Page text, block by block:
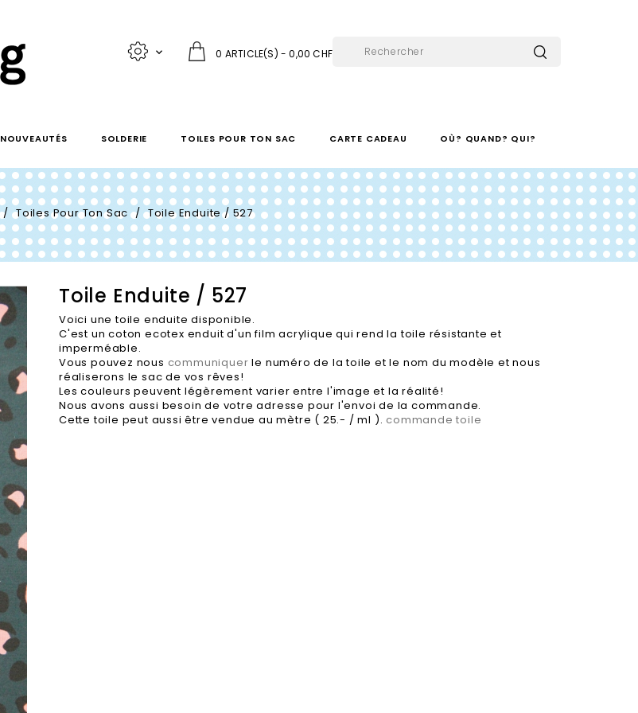
0 ARTICLE(S) - 0,00 CHF

NOUVEAUTÉS SOLDERIE TOILES POUR TON SAC CARTE CADEAU OÙ? QUAND? QUI?
Toiles Pour Ton Sac Toile Enduite / 527
Toile Enduite / 527
Voici une toile enduite disponible.
C'est un coton ecotex enduit d'un film acrylique qui rend la toile résistante et
imperméable.
Vous pouvez nous communiquer le numéro de la toile et le nom du modèle et nous
réaliserons le sac de vos rêves!
Les couleurs peuvent légèrement varier entre l'image et la réalité!
Nous avons aussi besoin de votre adresse pour l'envoi de la commande.
Cette toile peut aussi être vendue au mètre ( 25.- / ml ). commande toile